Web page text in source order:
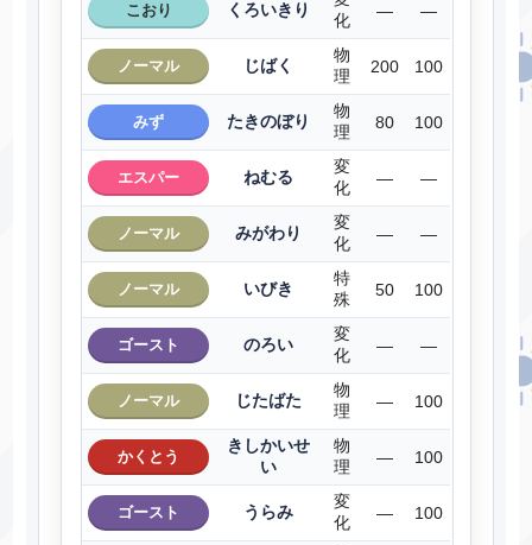
こおり くろいきり
化
― ―
ノーマル じばく
物
理
200 100
みず たきのぼり
物
理
80 100
エスパー ねむる
変
化
― ―
ノーマル みがわり
変
化
― ―
ノーマル いびき
特
殊
50 100
ゴースト のろい
変
化
― ―
ノーマル じたばた
物
理
― 100
かくとう
きしかいせ
い
物
理
― 100
ゴースト うらみ
変
化
― 100